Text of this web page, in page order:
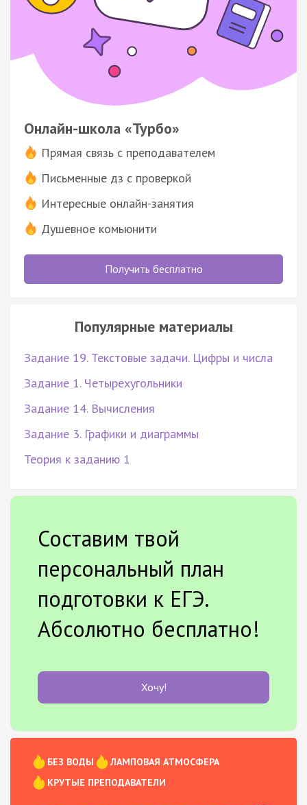
Онлайн-школа «Турбо»
Прямая связь с преподавателем
Письменные дз с проверкой
Интересные онлайн-занятия
Душевное комьюнити
Получить бесплатно
Популярные материалы
Задание 19. Текстовые задачи. Цифры и числа
Задание 1. Четырехугольники
Задание 14. Вычисления
Задание 3. Графики и диаграммы
Теория к заданию 1
Составим твой
персональный план
подготовки к ЕГЭ.
Абсолютно бесплатно!
Хочу!
БЕЗ ВОДЫ
ЛАМПОВАЯ АТМОСФЕРА
КРУТЫЕ ПРЕПОДАВАТЕЛИ